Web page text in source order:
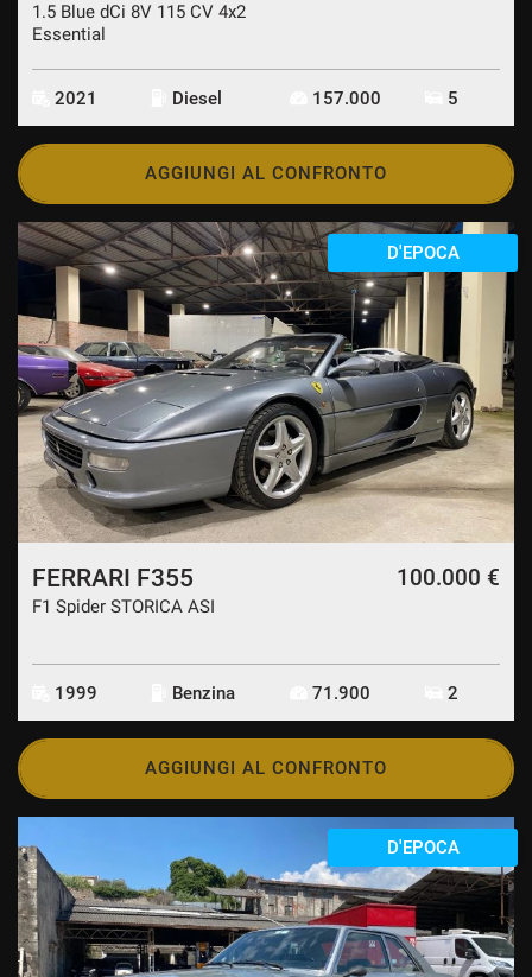
1.5 Blue dCi 8V 115 CV 4x2
Essential
2021 Diesel 157.000 5
AGGIUNGI AL CONFRONTO
D'EPOCA
FERRARI F355
F1 Spider STORICA ASI
100.000 €
1999 Benzina 71.900 2
AGGIUNGI AL CONFRONTO
D'EPOCA